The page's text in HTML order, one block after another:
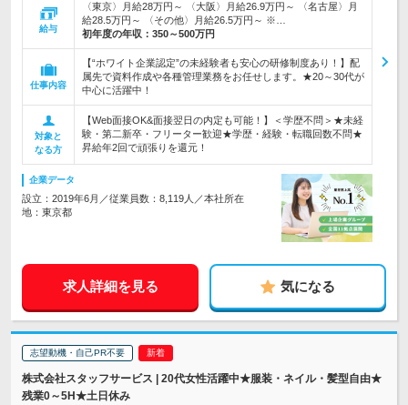
給与
〈東京〉月給28万円～ 〈大阪〉月給26.9万円～ 〈名古屋〉月
給28.5万円～ 〈その他〉月給26.5万円～ ※…
初年度の年収： 350～500万円
仕事内容
【“ホワイト企業認定”の未経験者も安心の研修制度あり！】配
属先で資料作成や各種管理業務をお任せします。★20～30代が
中心に活躍中！
対象と
なる方
【Web面接OK&面接翌日の内定も可能！】＜学歴不問＞★未経
験・第二新卒・フリーター歓迎★学歴・経験・転職回数不問★
昇給年2回で頑張りを還元！
企業データ
設立：2019年6月／従業員数：8,119人／本社所在
地：東京都
求人詳細を見る 気になる
志望動機・自己PR不要
株式会社スタッフサービス | 20代女性活躍中★服装・ネイル・髪型自由★
残業0～5H★土日休み